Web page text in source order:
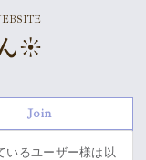
Join
いるユーザー様は以